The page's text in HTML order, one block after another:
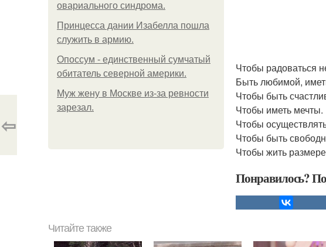
овариального синдрома.
Принцесса дании Изабелла пошла
служить в армию.
Опоссум - единственный сумчатый
обитатель северной америки.
Mуж жену в Москве из-за ревности
зарезал.
Чтобы радоваться
Быть любимой,
Чтобы быть
Чтобы иметь мечты.
Чтобы
Чтобы быть
Чтобы жить
Понравилось?
⇦
Читайте также